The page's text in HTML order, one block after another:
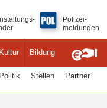
Kultur Bildung
Polizei-
meldungen
Politik Stellen Partner